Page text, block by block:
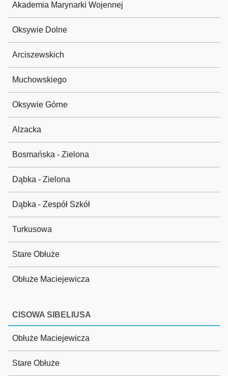
Akademia Marynarki Wojennej
Oksywie Dolne
Arciszewskich
Muchowskiego
Oksywie Górne
Alzacka
Bosmańska - Zielona
Dąbka - Zielona
Dąbka - Zespół Szkół
Turkusowa
Stare Obłuże
Obłuże Maciejewicza
CISOWA SIBELIUSA
Obłuże Maciejewicza
Stare Obłuże